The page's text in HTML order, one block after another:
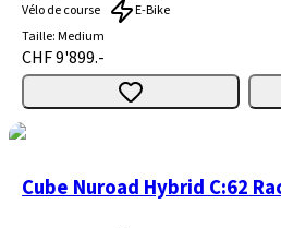
Vélo de course
E-Bike
Taille:Medium
CHF 9'899.-
Cube Nuroad Hybrid C:62